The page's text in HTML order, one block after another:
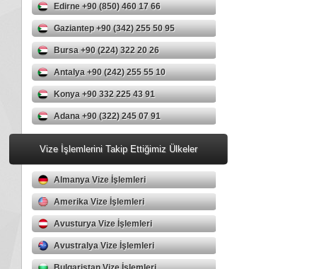
Edirne +90 (850) 460 17 66
Gaziantep +90 (342) 255 50 95
Bursa +90 (224) 322 20 26
Antalya +90 (242) 255 55 10
Konya +90 332 225 43 91
Adana +90 (322) 245 07 91
Vize İşlemlerini Takip Ettiğimiz Ülkeler
Almanya Vize İşlemleri
Amerika Vize İşlemleri
Avusturya Vize İşlemleri
Avustralya Vize İşlemleri